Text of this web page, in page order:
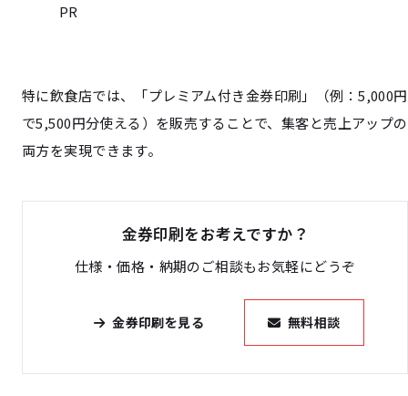
PR
特に飲食店では、「プレミアム付き金券印刷」（例：5,000円
で5,500円分使える）を販売することで、集客と売上アップの
両方を実現できます。
金券印刷をお考えですか？
仕様・価格・納期のご相談もお気軽にどうぞ
金券印刷を見る 無料相談